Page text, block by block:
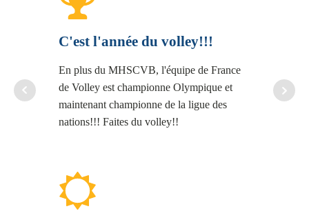
C'est l'année du volley!!!
En plus du MHSCVB, l'équipe de France
de Volley est championne Olympique et
maintenant championne de la ligue des
nations!!! Faites du volley!!
une